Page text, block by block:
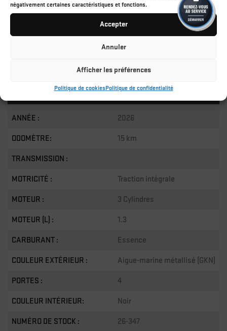
négativement certaines caractéristiques et fonctions.
Accepter
Annuler
Afficher les préférences
Politique de cookiesPolitique de confidentialité
SPÉCIFICATIONS
ANNÉE : 2026
ODOMÈTRE: 15 km
TRANSMISSION :
MOTRICITÉ : Traction intégrale
MOTEUR : 3 Cylindres
MOTEUR (L) : 1.3
CARBURANT : Essence
COULEUR EXTÉRIEUR : Aigue-marine métallisé (GKN)
PORTES : 4
COULEUR INTÉRIEUR: Noir
NUMÉRO DE STOCK : 26-347
ESTIMATION GRATUITE ET IMMÉDIATE !
COMMENCER